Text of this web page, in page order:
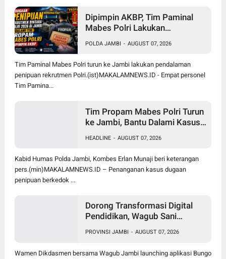
Dipimpin AKBP, Tim Paminal
Mabes Polri Lakukan
Rekrutmen Bintara di Polda
Jambi
POLDA JAMBI - AUGUST 07, 2026
Tim Paminal Mabes Polri turun ke Jambi lakukan pendalaman
penipuan rekrutmen Polri.(ist)MAKALAMNEWS.ID - Empat personel
Tim Pamina...
Tim Propam Mabes Polri Turun
ke Jambi, Bantu Dalami Kasus
Bintara Polri 2026
HEADLINE - AUGUST 07, 2026
Kabid Humas Polda Jambi, Kombes Erlan Munaji beri keterangan
pers.(min)MAKALAMNEWS.ID – Penanganan kasus dugaan
penipuan berkedok ...
Dorong Transformasi Digital
Pendidikan, Wagub Sani
Luncurkan Aplikasi Bungo
Pintar
PROVINSI JAMBI - AUGUST 07, 2026
Wamen Dikdasmen bersama Wagub Jambi launching aplikasi Bungo